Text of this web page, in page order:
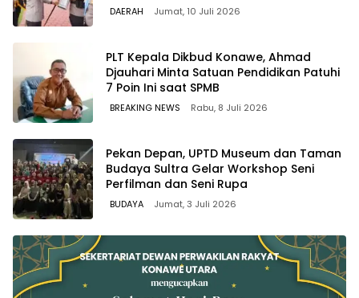
DAERAH Jumat, 10 Juli 2026
PLT Kepala Dikbud Konawe, Ahmad
Djauhari Minta Satuan Pendidikan Patuhi
7 Poin Ini saat SPMB
BREAKING NEWS Rabu, 8 Juli 2026
Pekan Depan, UPTD Museum dan Taman
Budaya Sultra Gelar Workshop Seni
Perfilman dan Seni Rupa
BUDAYA Jumat, 3 Juli 2026